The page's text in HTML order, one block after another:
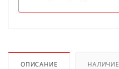
ОПИСАНИЕ НАЛИЧИЕ